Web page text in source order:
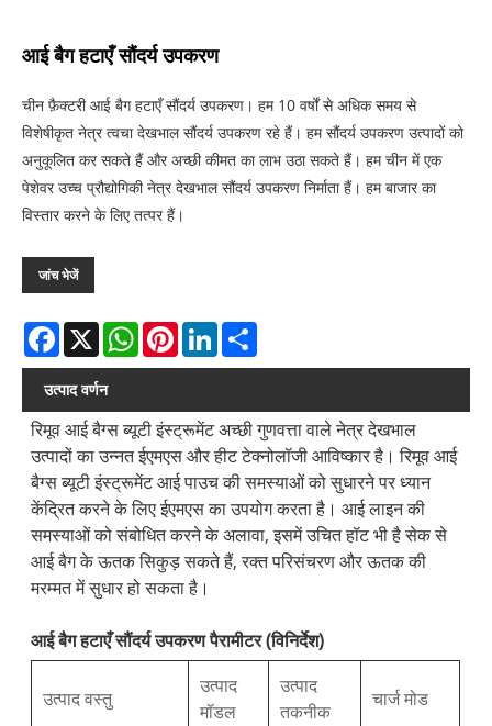
आई बैग हटाएँ सौंदर्य उपकरण
चीन फ़ैक्टरी आई बैग हटाएँ सौंदर्य उपकरण। हम 10 वर्षों से अधिक समय से
विशेषीकृत नेत्र त्वचा देखभाल सौंदर्य उपकरण रहे हैं। हम सौंदर्य उपकरण उत्पादों को
अनुकूलित कर सकते हैं और अच्छी कीमत का लाभ उठा सकते हैं। हम चीन में एक
पेशेवर उच्च प्रौद्योगिकी नेत्र देखभाल सौंदर्य उपकरण निर्माता हैं। हम बाजार का
विस्तार करने के लिए तत्पर हैं।
जांच भेजें
Facebook
X WhatsAppPinterestLinkedIn
उत्पाद वर्णन
रिमूव आई बैग्स ब्यूटी इंस्ट्रूमेंट अच्छी गुणवत्ता वाले नेत्र देखभाल
उत्पादों का उन्नत ईएमएस और हीट टेक्नोलॉजी आविष्कार है। रिमूव आई
बैग्स ब्यूटी इंस्ट्रूमेंट आई पाउच की समस्याओं को सुधारने पर ध्यान
केंद्रित करने के लिए ईएमएस का उपयोग करता है। आई लाइन की
समस्याओं को संबोधित करने के अलावा, इसमें उचित हॉट भी है सेक से
आई बैग के ऊतक सिकुड़ सकते हैं, रक्त परिसंचरण और ऊतक की
मरम्मत में सुधार हो सकता है।
आई बैग हटाएँ सौंदर्य उपकरण पैरामीटर (विनिर्देश)
उत्पाद वस्तु
उत्पाद
मॉडल
उत्पाद
तकनीक
चार्ज मोड